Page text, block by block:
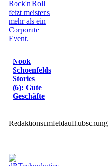
Nook
Schoenfelds
Stories
(6): Gute
Geschäfte
Redaktionsumfeldaufhübschung